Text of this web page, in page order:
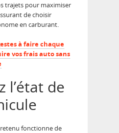
trajets pour maximiser
de choisir
en carburant.
à faire chaque
vos frais auto sans
l’état de
fonctionne de